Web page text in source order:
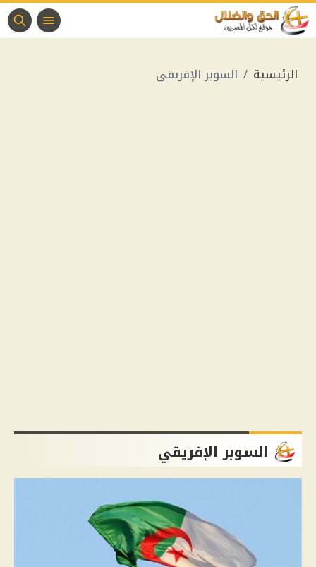
الرئيسية السوبر الإفريقي
السوبر الإفريقي